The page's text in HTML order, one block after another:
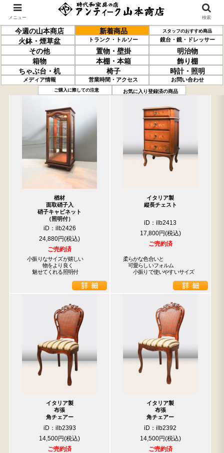
今週の山本商店 新着商品 スタッフのおすすめ商品
火鉢・煙草盆 トランク・トルソー 鏡台・鏡・ドレッサー
その他 置物・壁掛
明治物
箱物
本棚・本箱
飾り棚
ちゃぶ台・机
椅子 時計・照明
メディア情報 営業時間・アクセス お問い合わせ
ご購入に際しての注意 お気に入り登録済の商品
過去の取り扱い商品(4月24日分) 売約済の商品を非表示にする
楢材
面取硝子入
硝子キャビネット
（照明付）
iD：ilb2426
24,880円
ご売約済
小振りなサイズが嬉しい
物をより良く
魅せてくれる照明付
イタリア製
縦長チェスト
iD：ilb2413
17,800円
ご売約済
柔らかな色合いと
可愛らしいフォルム
小振りで使いやすいサイズ
イタリア製
布張
角チェアー
iD：ilb2393
14,500円
ご売約済
イタリア製
布張
角チェアー
iD：ilb2392
14,500円
ご売約済
メニュー 検索